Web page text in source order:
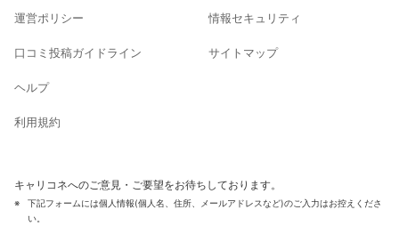
運営ポリシー
口コミ投稿ガイドライン
ヘルプ
利用規約
情報セキュリティ
サイトマップ
キャリコネへのご意見・ご要望をお待ちしております。
下記フォームには個人情報(個人名、住所、メールアドレスなど)のご入力はお控えくださ
い。